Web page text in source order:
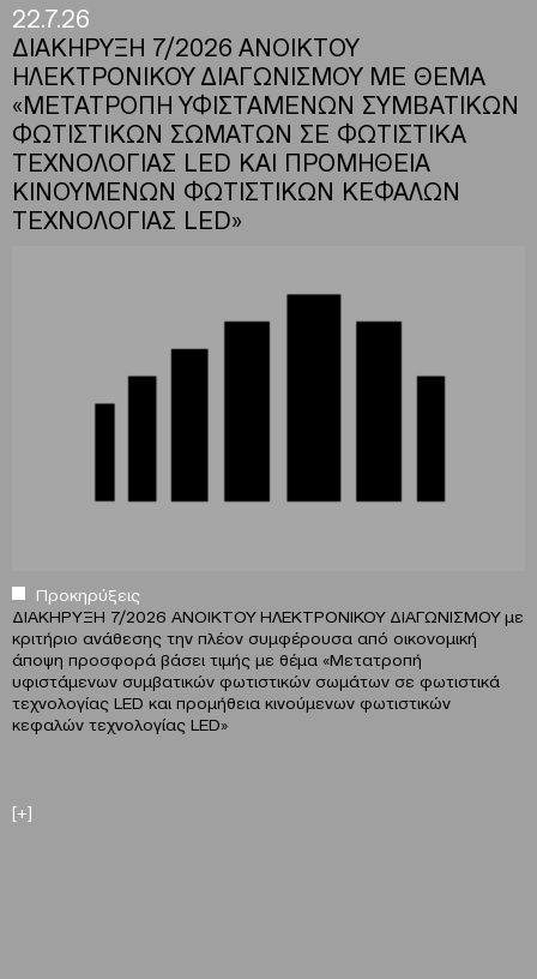
22.7.26
ΔΙΑΚΗΡΥΞΗ 7/2026 ΑΝΟΙΚΤΟΥ
ΗΛΕΚΤΡΟΝΙΚΟΥ ΔΙΑΓΩΝΙΣΜΟΥ ΜΕ ΘΕΜΑ
«ΜΕΤΑΤΡΟΠΗ ΥΦΙΣΤΑΜΕΝΩΝ ΣΥΜΒΑΤΙΚΩΝ
ΦΩΤΙΣΤΙΚΩΝ ΣΩΜΑΤΩΝ ΣΕ ΦΩΤΙΣΤΙΚΑ
ΤΕΧΝΟΛΟΓΙΑΣ LED ΚΑΙ ΠΡΟΜΗΘΕΙΑ
ΚΙΝΟΥΜΕΝΩΝ ΦΩΤΙΣΤΙΚΩΝ ΚΕΦΑΛΩΝ
ΤΕΧΝΟΛΟΓΙΑΣ LED»
Προκηρύξεις
ΔΙΑΚΗΡΥΞΗ 7/2026 ΑΝΟΙΚΤΟΥ ΗΛΕΚΤΡΟΝΙΚΟΥ ΔΙΑΓΩΝΙΣΜΟΥ με
κριτήριο ανάθεσης την πλέον συμφέρουσα από οικονομική
άποψη προσφορά βάσει τιμής με θέμα «Μετατροπή
υφιστάμενων συμβατικών φωτιστικών σωμάτων σε φωτιστικά
τεχνολογίας LED και προμήθεια κινούμενων φωτιστικών
κεφαλών τεχνολογίας LED»
[+]